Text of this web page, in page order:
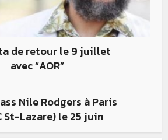
de retour le 9 juillet
avec “AOR”
Nile Rodgers à Paris
St-Lazare) le 25 juin